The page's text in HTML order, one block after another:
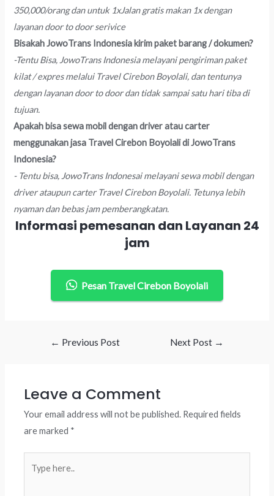
350,000/orang dan untuk 1xJalan gratis makan 1x dengan
layanan door to door serivice
Bisakah JowoTrans Indonesia kirim paket barang / dokumen?
-Tentu Bisa, JowoTrans Indonesia melayani pengiriman paket
kilat / expres melalui Travel Cirebon Boyolali, dan tentunya
dengan layanan door to door dan tidak sampai satu hari tiba di
tujuan.
Apakah bisa sewa mobil dengan driver atau carter
menggunakan jasa Travel Cirebon Boyolali di JowoTrans
Indonesia?
- Tentu bisa, JowoTrans Indonesai melayani sewa mobil dengan
driver ataupun carter Travel Cirebon Boyolali. Tetunya lebih
nyaman dan bebas jam pemberangkatan.
Informasi pemesanan dan Layanan 24
jam
Pesan Travel Cirebon Boyolali
Post← Previous Post Next Post →
Leave a Comment
Your email address will not be published. Required fields
are marked *
here..